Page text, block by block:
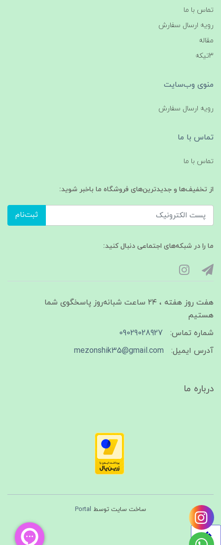
تماس با ما
رویه ارسال سفارش
مقاله
3تیکه
منوی وب‌سایت
رویه ارسال سفارش
تماس با ما
تماس با ما
از تخفیف‌ها و جدیدترین‌های فروشگاه ما باخبر شوید:
ثبت‌نام
ما را در شبکه‌های اجتماعی دنبال کنید:
هفت روز هفته ، ۲۴ ساعت شبانه‌روز پاسخگوی شما
هستیم
شماره تماس:
09029028927
آدرس ایمیل:
mezonshik35@gmail.com
درباره ما
ساخت سایت توسط Portal